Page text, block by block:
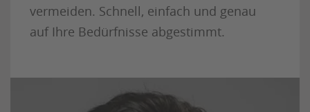
vermeiden. Schnell, einfach und genau
auf Ihre Bedürfnisse abgestimmt.